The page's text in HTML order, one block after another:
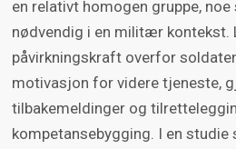
en relativt homogen gruppe,
nødvendig i en militær kontekst.
påvirkningskraft overfor
motivasjon for videre tjeneste,
tilbakemeldinger og
kompetansebygging. I en studie